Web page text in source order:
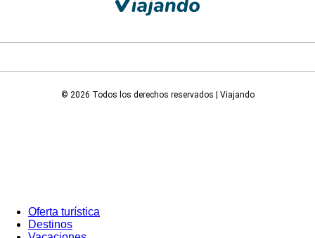
© 2026 Todos los derechos reservados | Viajando
Oferta turística
Destinos